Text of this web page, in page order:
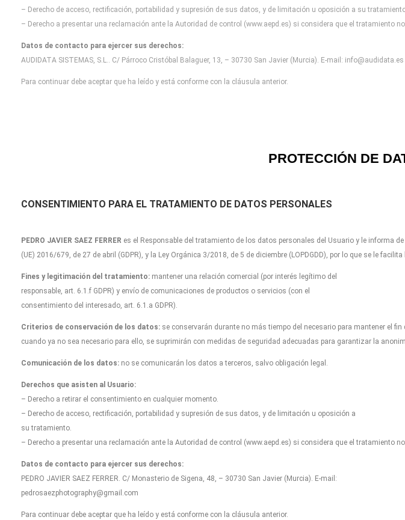
– Derecho de acceso, rectificación, portabilidad y supresión de sus datos, y de limitación u oposición a su
– Derecho a presentar una reclamación ante la Autoridad de control (www.aepd.es) si considera que eltratamiento
Datos de contacto para ejercer sus derechos:
AUDIDATA SISTEMAS, S.L.. C/ Párroco Cristóbal Balaguer, 13, – 30730 San Javier (Murcia). E-mail: info@audidata.es
Para continuar debe aceptar que ha leído y está conforme con la cláusula anterior.
PROTECCIÓN DE
CONSENTIMIENTO PARA EL TRATAMIENTO DE DATOS PERSONALES
PEDRO JAVIER SAEZ FERRER es el Responsable del tratamiento de los datos personales del Usuario y le informa
(UE) 2016/679, de 27 de abril (GDPR), y la Ley Orgánica 3/2018, de 5 de diciembre (LOPDGDD), por lo que se le
Fines y legitimación del tratamiento: mantener una relación comercial (por interés legítimo del
responsable, art. 6.1.f GDPR) y envío de comunicaciones de productos o servicios (con el
consentimiento del interesado, art. 6.1.a GDPR).
Criterios de conservación de los datos: se conservarán durante no más tiempo del necesario para mantener el
cuando ya no sea necesario para ello, se suprimirán con medidas de seguridad adecuadas para garantizar la
Comunicación de los datos: no se comunicarán los datos a terceros, salvo obligación legal.
Derechos que asisten al Usuario:
– Derecho a retirar el consentimiento en cualquier momento.
– Derecho de acceso, rectificación, portabilidad y supresión de sus datos, y de limitación u oposición a
su tratamiento.
– Derecho a presentar una reclamación ante la Autoridad de control (www.aepd.es) si considera que el tratamiento
Datos de contacto para ejercer sus derechos:
PEDRO JAVIER SAEZ FERRER. C/ Monasterio de Sigena, 48, – 30730 San Javier (Murcia). E-mail:
pedrosaezphotography@gmail.com
Para continuar debe aceptar que ha leído y está conforme con la cláusula anterior.